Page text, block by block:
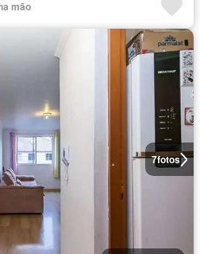
mão
7fotos